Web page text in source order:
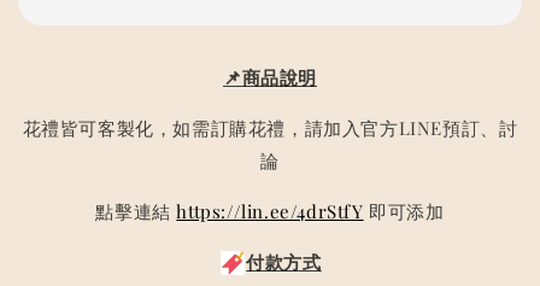
📌商品說明
花禮皆可客製化，如需訂購花禮，請加入官方LINE預訂、討
論
點擊連結https://lin.ee/4drStfY 即可添加
付款方式